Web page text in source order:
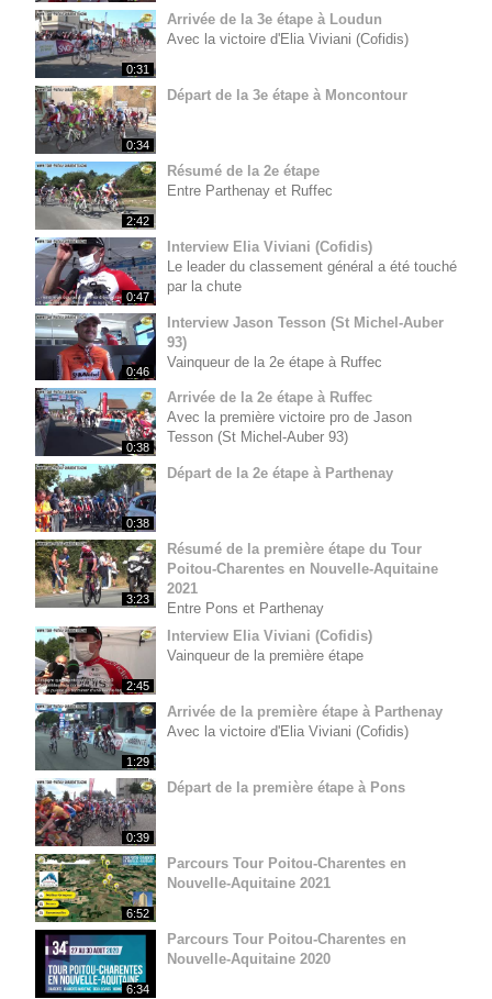
0:31
Arrivée de la 3e étape à Loudun
Avec la victoire d'Elia Viviani (Cofidis)
0:34
Départ de la 3e étape à Moncontour
2:42
Résumé de la 2e étape
Entre Parthenay et Ruffec
0:47
Interview Elia Viviani (Cofidis)
Le leader du classement général a été touché
par la chute
0:46
Interview Jason Tesson (St Michel-Auber
93)
Vainqueur de la 2e étape à Ruffec
0:38
Arrivée de la 2e étape à Ruffec
Avec la première victoire pro de Jason
Tesson (St Michel-Auber 93)
0:38
Départ de la 2e étape à Parthenay
3:23
Résumé de la première étape du Tour
Poitou-Charentes en Nouvelle-Aquitaine
2021
Entre Pons et Parthenay
2:45
Interview Elia Viviani (Cofidis)
Vainqueur de la première étape
1:29
Arrivée de la première étape à Parthenay
Avec la victoire d'Elia Viviani (Cofidis)
0:39
Départ de la première étape à Pons
6:52
Parcours Tour Poitou-Charentes en
Nouvelle-Aquitaine 2021
6:34
Parcours Tour Poitou-Charentes en
Nouvelle-Aquitaine 2020